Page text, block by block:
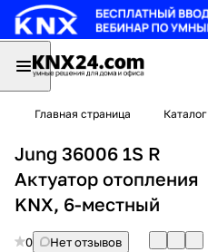
Главная страница Каталог
Jung 36006 1S R
Актуатор отопления
KNX, 6-местный
0
Нет отзывов